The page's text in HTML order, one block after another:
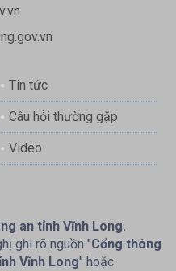
Tin tức
Câu hỏi thường gặp
Video
an tỉnh Vĩnh Long.
ghi rõ nguồn "Cổng thông
Vĩnh Long" hoặc